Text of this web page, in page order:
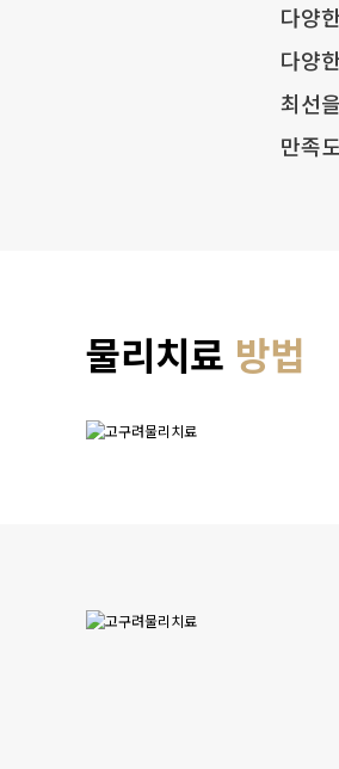
다양
다양
최선
만족
물리치료 방법